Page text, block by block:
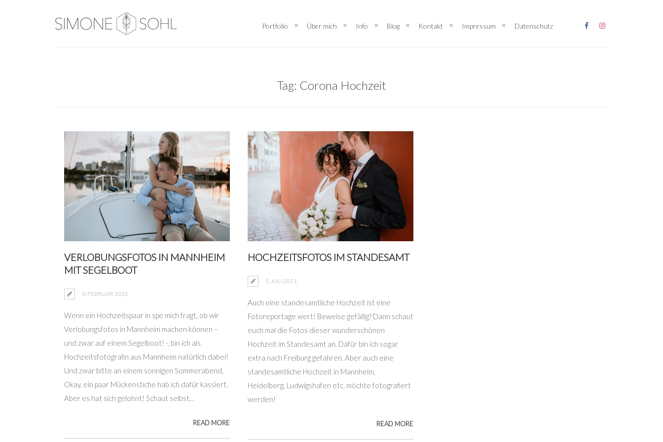
Portfolio Über mich Info Blog Kontakt Impressum Datenschutz
Tag: Corona Hochzeit
VERLOBUNGSFOTOS IN MANNHEIM
MIT SEGELBOOT
8. FEBRUAR 2022
Wenn ein Hochzeitspaar in spe mich fragt, ob wir
Verlobungsfotos in Mannheim machen können –
und zwar auf einem Segelboot! -, bin ich als
Hochzeitsfotografin aus Mannheim natürlich dabei!
Und zwar bitte an einem sonnigen Sommerabend.
Okay, ein paar Mückenstiche hab ich dafür kassiert.
Aber es hat sich gelohnt! Schaut selbst…
READ MORE
HOCHZEITSFOTOS IM STANDESAMT
5. JULI 2021
Auch eine standesamtliche Hochzeit ist eine
Fotoreportage wert! Beweise gefällig? Dann schaut
euch mal die Fotos dieser wunderschönen
Hochzeit im Standesamt an. Dafür bin ich sogar
extra nach Freiburg gefahren. Aber auch eine
standesamtliche Hochzeit in Mannheim,
Heidelberg, Ludwigshafen etc. möchte fotografiert
werden!
READ MORE